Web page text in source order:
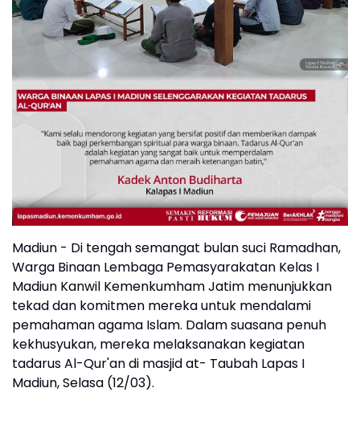
Madiun - Di tengah semangat bulan suci Ramadhan,
Warga Binaan Lembaga Pemasyarakatan Kelas I
Madiun Kanwil Kemenkumham Jatim menunjukkan
tekad dan komitmen mereka untuk mendalami
pemahaman agama Islam. Dalam suasana penuh
kekhusyukan, mereka melaksanakan kegiatan
tadarus Al-Qur'an di masjid at- Taubah Lapas I
Madiun, Selasa (12/03).